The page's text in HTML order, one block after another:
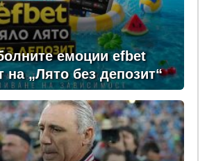
емоции efbet
на „Лято без депозит“